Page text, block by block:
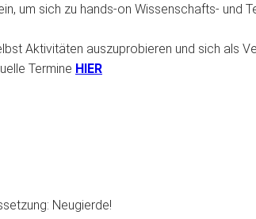
um sich zu hands-on Wissenschafts- und
Aktivitäten auszuprobieren und sich als
Termine HIER
Neugierde!